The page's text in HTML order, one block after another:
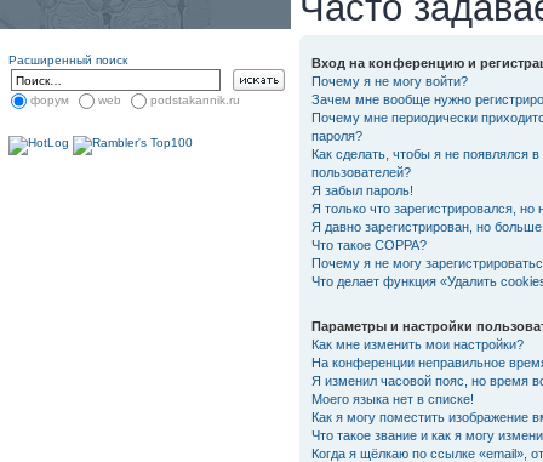
Расширенный поиск
форум web podstakannik.ru
Вход на конференцию и
Почему я не могу войти?
Зачем мне вообще нужно
Почему мне периодически
пароля?
Как сделать, чтобы я не появлялся
пользователей?
Я забыл пароль!
Я только что зарегистрировался, но
Я давно зарегистрирован, но
Что такое COPPA?
Почему я не могу
Что делает функция «Удалить
Параметры и настройки
Как мне изменить мои настройки?
На конференции неправильное
Я изменил часовой пояс, но время
Моего языка нет в списке!
Как я могу поместить изображение
Что такое звание и как я могу
Когда я щёлкаю по ссылке «email»,